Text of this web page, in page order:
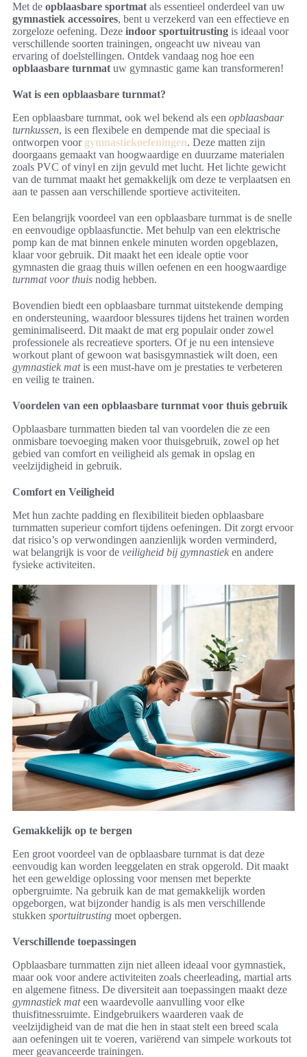
Met de opblaasbare sportmat als essentieel onderdeel van uw
gymnastiek accessoires, bent u verzekerd van een effectieve en
zorgeloze oefening. Deze indoor sportuitrusting is ideaal voor
verschillende soorten trainingen, ongeacht uw niveau van
ervaring of doelstellingen. Ontdek vandaag nog hoe een
opblaasbare turnmat uw gymnastic game kan transformeren!
Wat is een opblaasbare turnmat?
Een opblaasbare turnmat, ook wel bekend als een opblaasbaar
turnkussen, is een flexibele en dempende mat die speciaal is
ontworpen voor gymnastiekoefeningen. Deze matten zijn
doorgaans gemaakt van hoogwaardige en duurzame materialen
zoals PVC of vinyl en zijn gevuld met lucht. Het lichte gewicht
van de turnmat maakt het gemakkelijk om deze te verplaatsen en
aan te passen aan verschillende sportieve activiteiten.
Een belangrijk voordeel van een opblaasbare turnmat is de snelle
en eenvoudige opblaasfunctie. Met behulp van een elektrische
pomp kan de mat binnen enkele minuten worden opgeblazen,
klaar voor gebruik. Dit maakt het een ideale optie voor
gymnasten die graag thuis willen oefenen en een hoogwaardige
turnmat voor thuis nodig hebben.
Bovendien biedt een opblaasbare turnmat uitstekende demping
en ondersteuning, waardoor blessures tijdens het trainen worden
geminimaliseerd. Dit maakt de mat erg populair onder zowel
professionele als recreatieve sporters. Of je nu een intensieve
workout plant of gewoon wat basisgymnastiek wilt doen, een
gymnastiek matis een must-have om je prestaties te verbeteren
en veilig te trainen.
Voordelen van een opblaasbare turnmat voor thuis gebruik
Opblaasbare turnmatten bieden tal van voordelen die ze een
onmisbare toevoeging maken voor thuisgebruik, zowel op het
gebied van comfort en veiligheid als gemak in opslag en
veelzijdigheid in gebruik.
Comfort en Veiligheid
Met hun zachte padding en flexibiliteit bieden opblaasbare
turnmatten superieur comfort tijdens oefeningen. Dit zorgt ervoor
dat risico’s op verwondingen aanzienlijk worden verminderd,
wat belangrijk is voor de veiligheid bij gymnastiek en andere
fysieke activiteiten.
Gemakkelijk op te bergen
Een groot voordeel van de opblaasbare turnmat is dat deze
eenvoudig kan worden leeggelaten en strak opgerold. Dit maakt
het een geweldige oplossing voor mensen met beperkte
opbergruimte. Na gebruik kan de mat gemakkelijk worden
opgeborgen, wat bijzonder handig is als men verschillende
stukken sportuitrusting moet opbergen.
Verschillende toepassingen
Opblaasbare turnmatten zijn niet alleen ideaal voor gymnastiek,
maar ook voor andere activiteiten zoals cheerleading, martial arts
en algemene fitness. De diversiteit aan toepassingen maakt deze
gymnastiek mateen waardevolle aanvulling voor elke
thuisfitnessruimte. Eindgebruikers waarderen vaak de
veelzijdigheid van de mat die hen in staat stelt een breed scala
aan oefeningen uit te voeren, variërend van simpele workouts tot
meer geavanceerde trainingen.